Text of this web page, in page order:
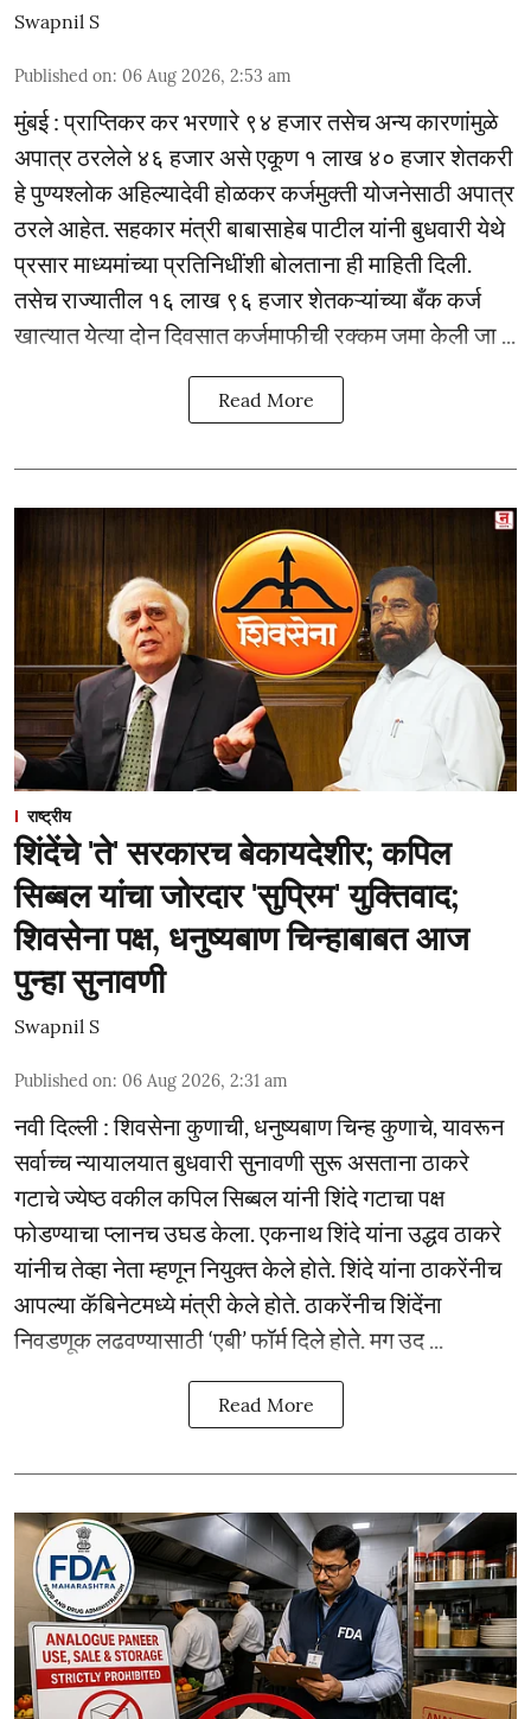
Swapnil S
Published on: 06 Aug 2026, 2:53 am
मुंबई : प्राप्तिकर कर भरणारे ९४ हजार तसेच अन्य कारणांमुळे
अपात्र ठरलेले ४६ हजार असे एकूण १ लाख ४० हजार शेतकरी
हे पुण्यश्लोक अहिल्यादेवी होळकर कर्जमुक्ती योजनेसाठी अपात्र
ठरले आहेत. सहकार मंत्री बाबासाहेब पाटील यांनी बुधवारी येथे
प्रसार माध्यमांच्या प्रतिनिधींशी बोलताना ही माहिती दिली.
तसेच राज्यातील १६ लाख ९६ हजार शेतकऱ्यांच्या बँक कर्ज
खात्यात येत्या दोन दिवसात कर्जमाफीची रक्कम जमा केली जा ...
Read More
राष्ट्रीय
शिंदेंचे 'ते' सरकारच बेकायदेशीर; कपिल
सिब्बल यांचा जोरदार 'सुप्रिम' युक्तिवाद;
शिवसेना पक्ष, धनुष्यबाण चिन्हाबाबत आज
पुन्हा सुनावणी
Swapnil S
Published on: 06 Aug 2026, 2:31 am
नवी दिल्ली : शिवसेना कुणाची, धनुष्यबाण चिन्ह कुणाचे, यावरून
सर्वाच्च न्यायालयात बुधवारी सुनावणी सुरू असताना ठाकरे
गटाचे ज्येष्ठ वकील कपिल सिब्बल यांनी शिंदे गटाचा पक्ष
फोडण्याचा प्लानच उघड केला. एकनाथ शिंदे यांना उद्धव ठाकरे
यांनीच तेव्हा नेता म्हणून नियुक्त केले होते. शिंदे यांना ठाकरेंनीच
आपल्या कॅबिनेटमध्ये मंत्री केले होते. ठाकरेंनीच शिंदेंना
निवडणूक लढवण्यासाठी ‘एबी’ फॉर्म दिले होते. मग उद ...
Read More